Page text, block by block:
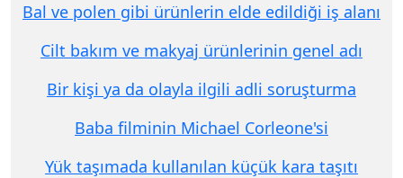
Bal ve polen gibi ürünlerin elde edildiği iş alanı
Cilt bakım ve makyaj ürünlerinin genel adı
Bir kişi ya da olayla ilgili adli soruşturma
Baba filminin Michael Corleone'si
Yük taşımada kullanılan küçük kara taşıtı